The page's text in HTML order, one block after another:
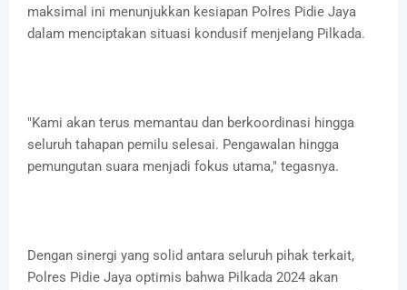
maksimal ini menunjukkan kesiapan Polres Pidie Jaya
dalam menciptakan situasi kondusif menjelang Pilkada.
"Kami akan terus memantau dan berkoordinasi hingga
seluruh tahapan pemilu selesai. Pengawalan hingga
pemungutan suara menjadi fokus utama," tegasnya.
Dengan sinergi yang solid antara seluruh pihak terkait,
Polres Pidie Jaya optimis bahwa Pilkada 2024 akan